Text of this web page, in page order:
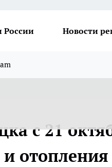
России Новости
с 21
отопления